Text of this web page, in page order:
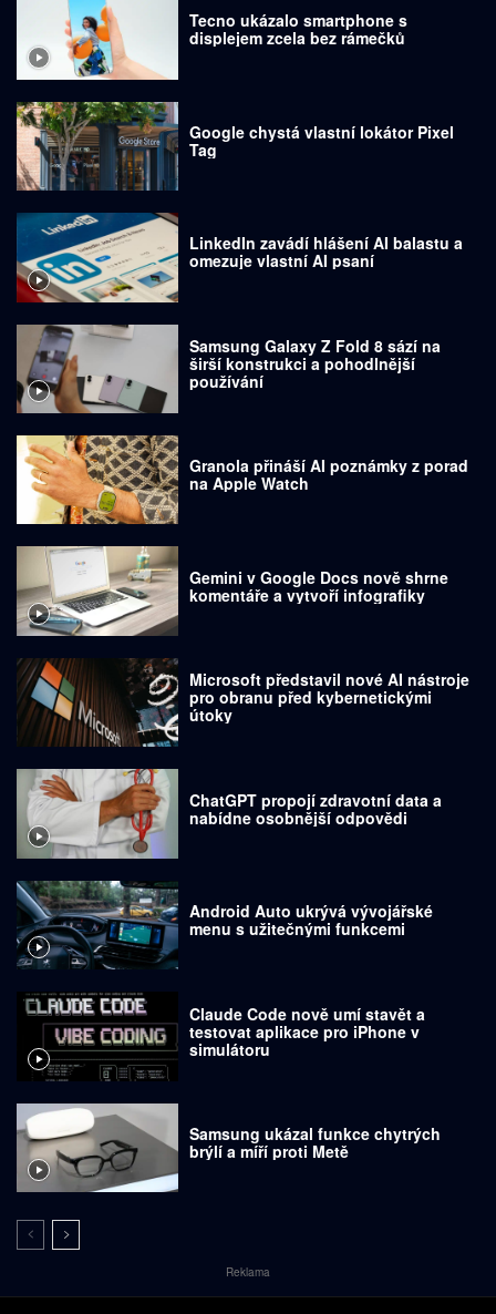
Tecno ukázalo smartphone s
displejem zcela bez rámečků
Google chystá vlastní lokátor Pixel
Tag
LinkedIn zavádí hlášení AI balastu a
omezuje vlastní AI psaní
Samsung Galaxy Z Fold 8 sází na
širší konstrukci a pohodlnější
používání
Granola přináší AI poznámky z porad
na Apple Watch
Gemini v Google Docs nově shrne
komentáře a vytvoří infografiky
Microsoft představil nové AI nástroje
pro obranu před kybernetickými
útoky
ChatGPT propojí zdravotní data a
nabídne osobnější odpovědi
Android Auto ukrývá vývojářské
menu s užitečnými funkcemi
Claude Code nově umí stavět a
testovat aplikace pro iPhone v
simulátoru
Samsung ukázal funkce chytrých
brýlí a míří proti Metě
Reklama